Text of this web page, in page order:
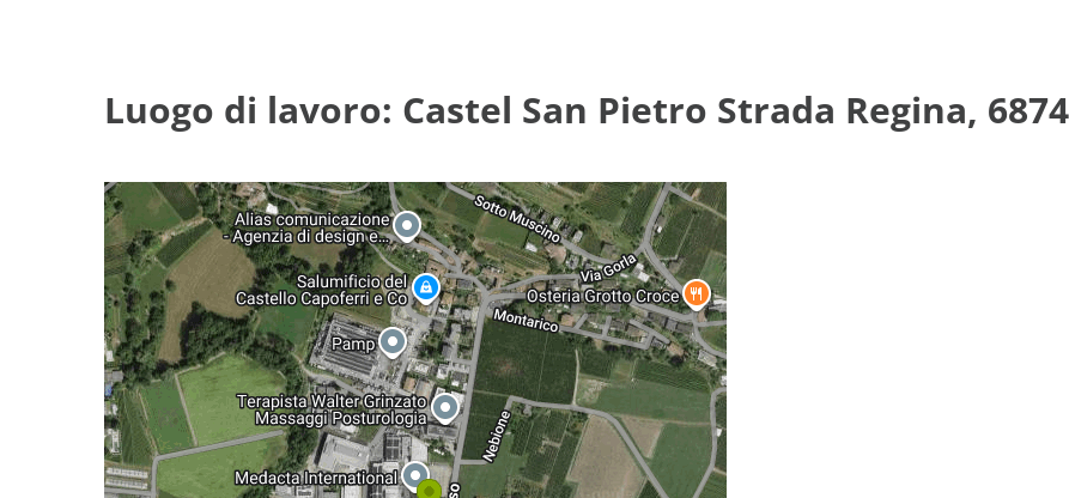
Luogo di lavoro: Castel San Pietro Strada Regina,